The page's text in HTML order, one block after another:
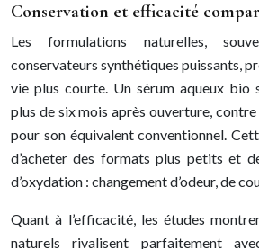
Conservation et efficacité
Les formulations naturelles,
conservateurs synthétiques puissants,
vie plus courte. Un sérum aqueux bio
plus de six mois après ouverture,
pour son équivalent conventionnel.
d’acheter des formats plus petits et
d’oxydation : changement d’odeur, de
Quant à l’efficacité, les études
naturels rivalisent parfaitement